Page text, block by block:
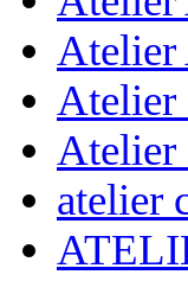
Atelier
Atelier
Atelier
atelier